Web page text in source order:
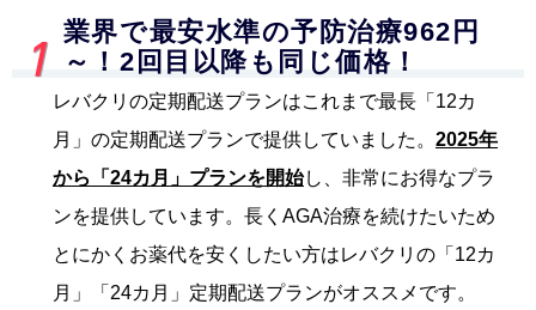
業界で最安水準の予防治療962円
～！2回目以降も同じ価格！
レバクリの定期配送プランはこれまで最長「12カ
月」の定期配送プランで提供していました。 2025年
から「24カ月」プランを開始し、非常にお得なプラ
ンを提供しています。長くAGA治療を続けたいため
とにかくお薬代を安くしたい方はレバクリの「12カ
月」「24カ月」定期配送プランがオススメです。